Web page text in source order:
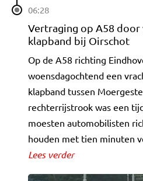
06:28
Vertraging op A58
klapband bij Oirschot
Op de A58 richting
woensdagochtend een
klapband tussen
rechterrijstrook was een
moesten automobilisten
houden met tien minuten
Lees verder